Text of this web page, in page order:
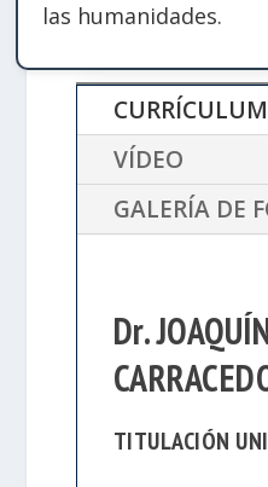
las humanidades.
VÍDEO
GALERÍA DE
Dr.
TITULACIÓN